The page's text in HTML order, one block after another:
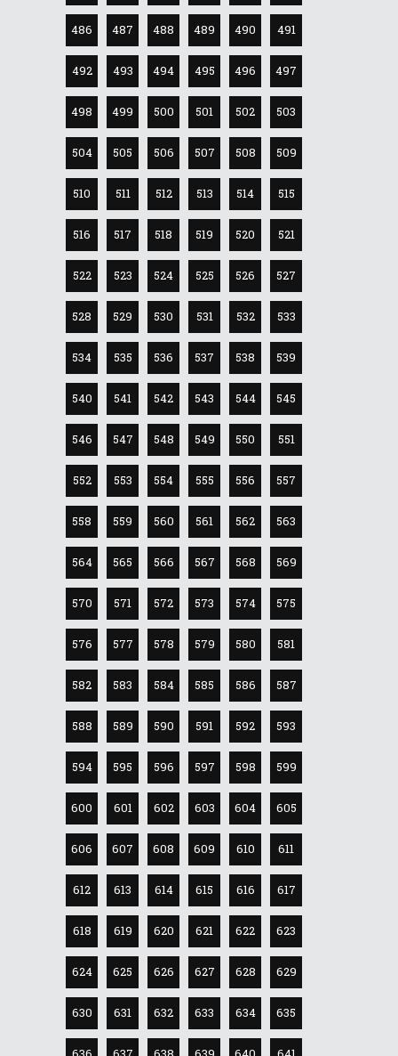
486 487 488 489 490 491
492 493 494 495 496 497
498 499 500 501 502 503
504 505 506 507 508 509
510 511 512 513 514 515
516 517 518 519 520 521
522 523 524 525 526 527
528 529 530 531 532 533
534 535 536 537 538 539
540 541 542 543 544 545
546 547 548 549 550 551
552 553 554 555 556 557
558 559 560 561 562 563
564 565 566 567 568 569
570 571 572 573 574 575
576 577 578 579 580 581
582 583 584 585 586 587
588 589 590 591 592 593
594 595 596 597 598 599
600 601 602 603 604 605
606 607 608 609 610 611
612 613 614 615 616 617
618 619 620 621 622 623
624 625 626 627 628 629
630 631 632 633 634 635